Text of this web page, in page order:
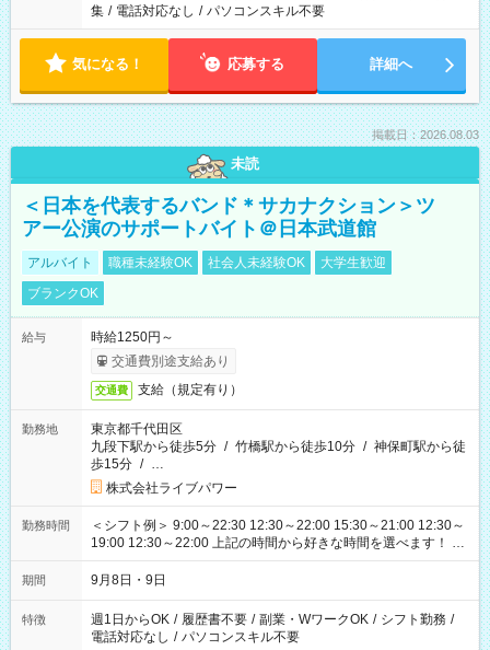
集 / 電話対応なし / パソコンスキル不要
気になる！ 応募する 詳細へ
掲載日：2026.08.03
未読
＜日本を代表するバンド＊サカナクション＞ツ
アー公演のサポートバイト＠日本武道館
アルバイト 職種未経験OK 社会人未経験OK
大学生歓迎
ブランクOK
給与
時給1250円～
交通費別途支給あり
交通費 支給（規定有り）
勤務地
東京都千代田区
九段下駅から徒歩5分 / 竹橋駅から徒歩10分 / 神保町駅から徒
歩15分 / …
株式会社ライブパワー
勤務時間
＜シフト例＞ 9:00～22:30 12:30～22:00 15:30～21:00 12:30～
19:00 12:30～22:00 上記の時間から好きな時間を選べます！ ※
時間は変更となる可能性があります
期間 9月8日・9日
特徴 週1日からOK / 履歴書不要 / 副業・WワークOK / シフト勤務 /
電話対応なし / パソコンスキル不要